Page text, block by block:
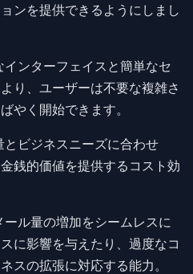
ンを提供できるようにしまし
インターフェイスと簡単なセ
り、ユーザーは不要な複雑さ
やく開始できます。
とビジネスニーズに合わせ
銭的価値を提供するコスト効
ール量の増加をシームレスに
に影響を与えたり、過度なコ
スの拡張に対応する能力。